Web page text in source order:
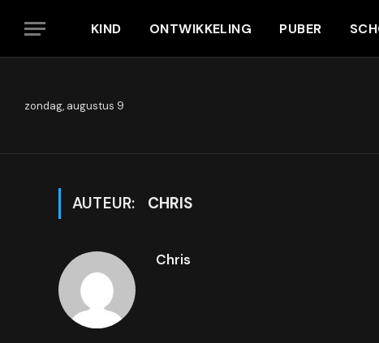
KIND ONTWIKKELING PUBER
zondag, augustus 9
AUTEUR: CHRIS
Chris